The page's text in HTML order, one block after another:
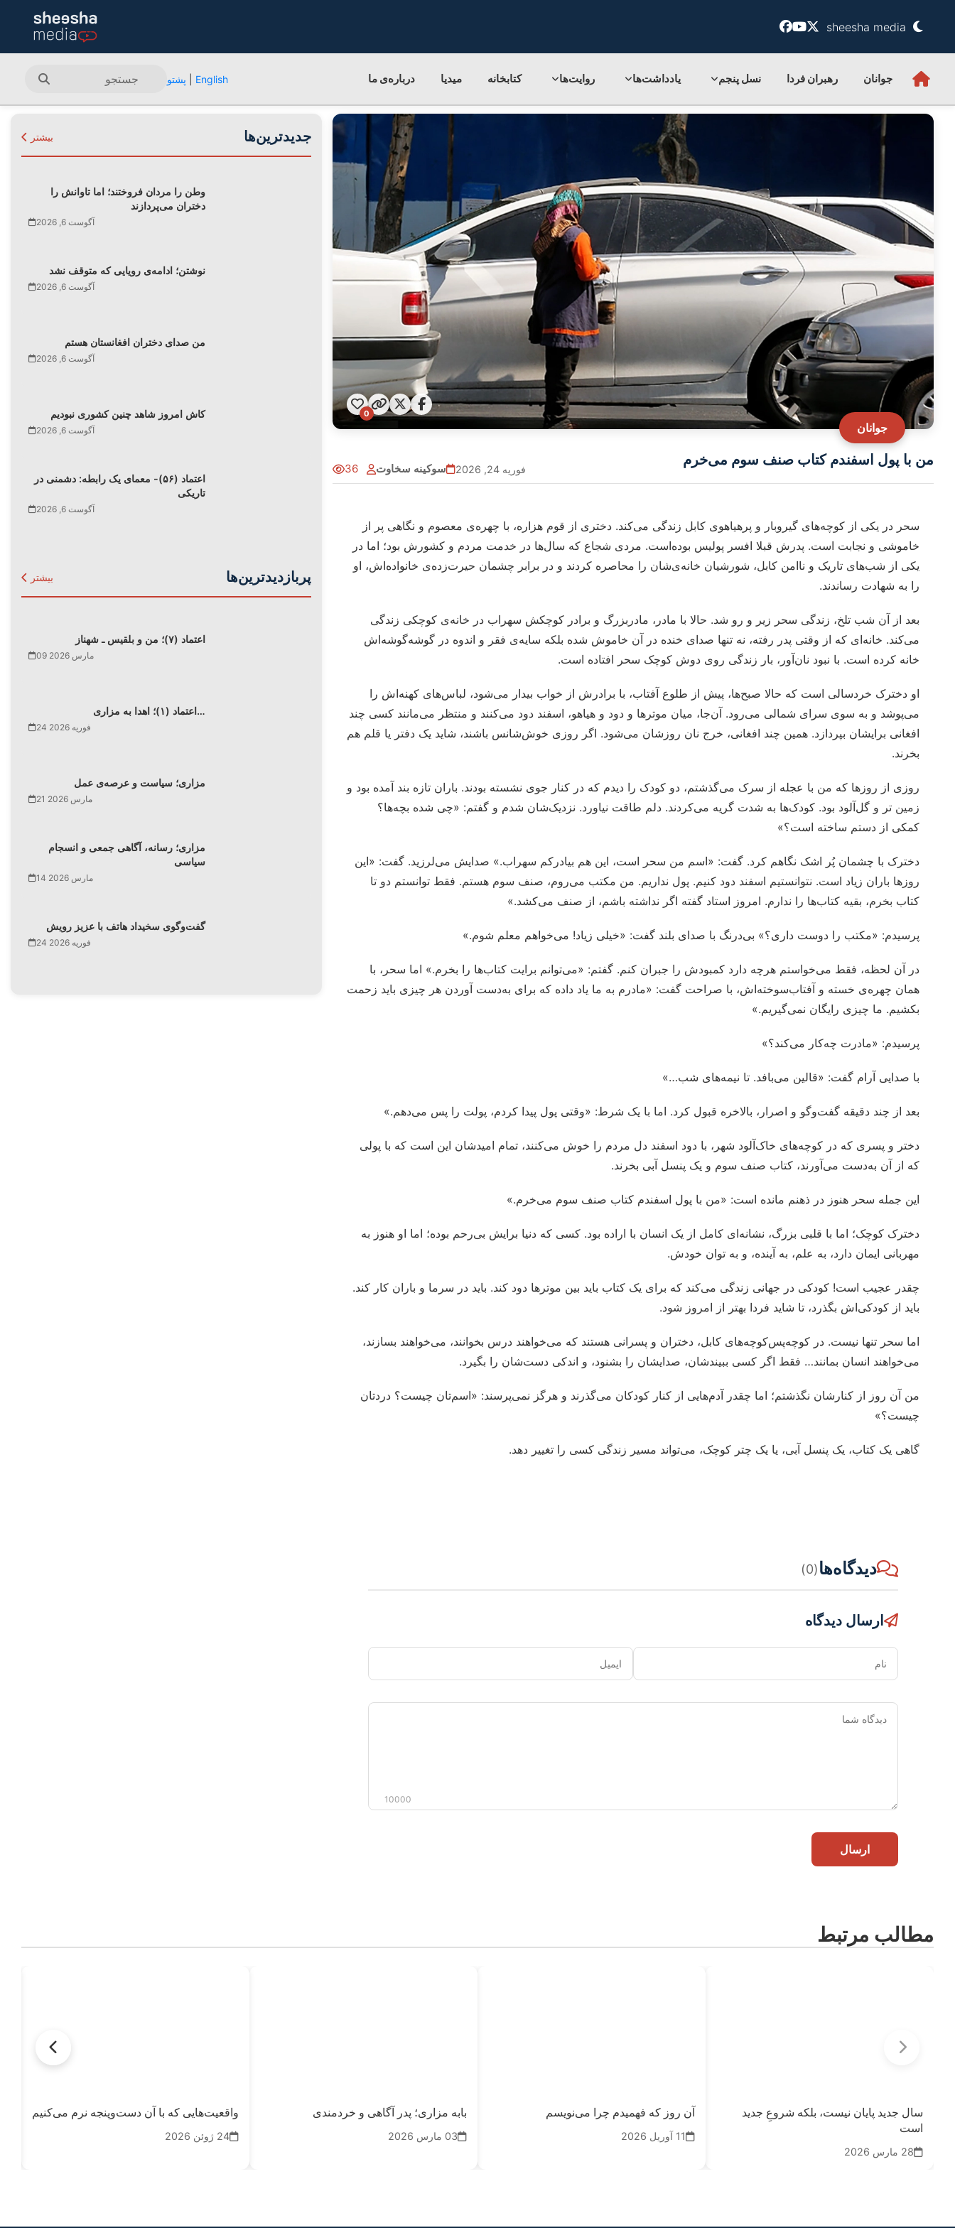
sheesha media
جوانان رهبران فردا نسل پنجم یادداشت‌ها روایت‌ها کتابخانه میدیا درباره‌ی‌ ما English پشتو
جوانان
0
من با پول اسفندم کتاب صنف سوم می‌خرم
36 سوکینه سخاوت فوریه 24, 2026
سحر در یکی از کوچه‌های گیروبار و پرهیاهوی کابل زندگی می‌کند. دختری از قوم هزاره، با چهره‌ی معصوم و نگاهی پر از
خاموشی و نجابت است. پدرش قبلا افسر پولیس بوده‌است. مردی شجاع که سال‌ها در خدمت مردم و کشورش بود؛ اما در
یکی از شب‌های تاریک و ناامن کابل، شورشیان خانه‌ی‌شان را محاصره کردند و در برابر چشمان حیرت‌زده‌ی خانواده‌اش، او
را به شهادت رساندند.
بعد از آن شب تلخ، زندگی سحر زیر و رو شد. حالا با مادر، مادربزرگ و برادر کوچکش سهراب در خانه‌ی کوچکی زندگی
می‌کند. خانه‌ای که از وقتی پدر رفته، نه تنها صدای خنده در آن خاموش شده بلکه سایه‌ی فقر و اندوه در گوشه‌گوشه‌اش
خانه کرده است. با نبود نان‌آور، بار زندگی روی دوش کوچک سحر افتاده است.
او دخترک خردسالی است که حالا صبح‌ها، پیش از طلوع آفتاب، با برادرش از خواب بیدار می‌شود، لباس‌های کهنه‌اش را
می‌پوشد و به سوی سرای شمالی می‌رود. آن‌جا، میان موترها و دود و هیاهو، اسفند دود می‌کنند و منتظر می‌مانند کسی چند
افغانی برایشان بپردازد. همین چند افغانی، خرج نان روزشان می‌شود. اگر روزی خوش‌شانس باشند، شاید یک دفتر یا قلم هم
بخرند.
روزی از روزها که من با عجله از سرک می‌گذشتم، دو کودک را دیدم که در کنار جوی نشسته بودند. باران تازه بند آمده بود و
زمین تر و گل‌آلود بود. کودک‌ها به شدت گریه می‌کردند. دلم طاقت نیاورد. نزدیک‌شان شدم و گفتم: «چی شده بچه‌ها؟
کمکی از دستم ساخته ا‌ست؟»
دخترک با چشمان پُر اشک نگاهم کرد. گفت: «اسم من سحر است، این هم بیادرکم سهراب.» صدایش می‌لرزید. گفت: «این
روزها باران زیاد است. نتوانستیم اسفند دود کنیم. پول نداریم. من مکتب می‌روم، صنف سوم هستم. فقط توانستم دو تا
کتاب بخرم، بقیه کتاب‌ها را ندارم. امروز استاد گفته اگر نداشته باشم، از صنف می‌کشد.»
پرسیدم: «مکتب را دوست داری؟» بی‌درنگ با صدای بلند گفت: «خیلی زیاد! می‌خواهم معلم شوم.»
در آن لحظه، فقط می‌خواستم هرچه دارد کمبودش را جبران کنم. گفتم: «می‌توانم برایت کتاب‌ها را بخرم.» اما سحر، با
همان چهره‌ی خسته و آفتاب‌سوخته‌اش، با صراحت گفت: «مادرم به ما یاد داده که برای به‌دست آوردن هر چیزی باید زحمت
بکشیم. ما چیزی رایگان نمی‌گیریم.»
پرسیدم: «مادرت چه‌کار می‌کند؟»
با صدایی آرام گفت: «قالین می‌بافد. تا نیمه‌های شب…»
بعد از چند دقیقه گفت‌وگو و اصرار، بالاخره قبول کرد. اما با یک شرط: «وقتی پول پیدا کردم، پولت را پس می‌دهم.»
دختر و پسری که در کوچه‌های خاک‌آلود شهر، با دود اسفند دل مردم را خوش می‌کنند، تمام امیدشان این است که با پولی
که از آن به‌دست می‌آورند، کتاب صنف سوم و یک پنسل آبی بخرند.
این جمله سحر هنوز در ذهنم مانده است: «من با پول اسفندم کتاب صنف سوم می‌خرم.»
دخترک کوچک؛ اما با قلبی بزرگ، نشانه‌ای کامل از یک انسان با اراده بود. کسی که دنیا برایش بی‌رحم بوده؛ اما او هنوز به
مهربانی ایمان دارد، به علم، به آینده، و به توان خودش.
چقدر عجیب است! کودکی در جهانی زندگی می‌کند که برای یک کتاب باید بین موترها دود کند. باید در سرما و باران کار کند.
باید از کودکی‌اش بگذرد، تا شاید فردا بهتر از امروز شود.
اما سحر تنها نیست. در کوچه‌پس‌کوچه‌های کابل، دختران و پسرانی هستند که می‌خواهند درس بخوانند، می‌خواهند بسازند،
می‌خواهند انسان بمانند… فقط اگر کسی ببیندشان، صدایشان را بشنود، و اندکی دست‌شان را بگیرد.
من آن روز از کنارشان نگذشتم؛ اما چقدر آدم‌هایی از کنار کودکان می‌گذرند و هرگز نمی‌پرسند: «اسم‌تان چیست؟ دردتان
چیست؟»
گاهی یک کتاب، یک پنسل آبی، یا یک چتر کوچک، می‌تواند مسیر زندگی کسی را تغییر دهد.
دیدگاه‌ها(0)
ارسال دیدگاه
نام ایمیل
دیدگاه
10000
ارسال
جدیدترین‌ها بیشتر
وطن را مردان فروختند؛ اما تاوانش را
دختران می‌پردازند
آگوست 6, 2026
نوشتن؛ ادامه‌ی رویایی که متوقف نشد
آگوست 6, 2026
من صدای دختران افغانستان هستم
آگوست 6, 2026
کاش امروز شاهد چنین کشوری نبودیم
آگوست 6, 2026
اعتماد (۵۶)- معمای یک رابطه: دشمنی در
تاریکی
آگوست 6, 2026
پربازدیدترین‌ها بیشتر
اعتماد (۷)؛ من و بلقیس ـ شهناز
09 مارس 2026
اعتماد (۱)؛ اهدا به مزاری…
24 فوریه 2026
مزاری؛ سیاست و عرصه‌ی عمل
21 مارس 2026
مزاری؛ رسانه، آگاهی جمعی و انسجام
سیاسی
14 مارس 2026
گفت‌وگوی سخیداد هاتف با عزیز رویش
24 فوریه 2026
مطالب مرتبط
سال جدید پایان نیست، بلکه شروعِ جدید
است
28 مارس 2026
آن روز که فهمیدم چرا می‌نویسم
11 آوریل 2026
بابه مزاری؛ پدر آگاهی و خردمندی
03 مارس 2026
واقعیت‌هایی که با آن دست‌وپنجه نرم می‌کنیم
24 ژوئن 2026